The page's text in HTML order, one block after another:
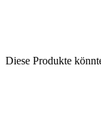
Diese Produkte